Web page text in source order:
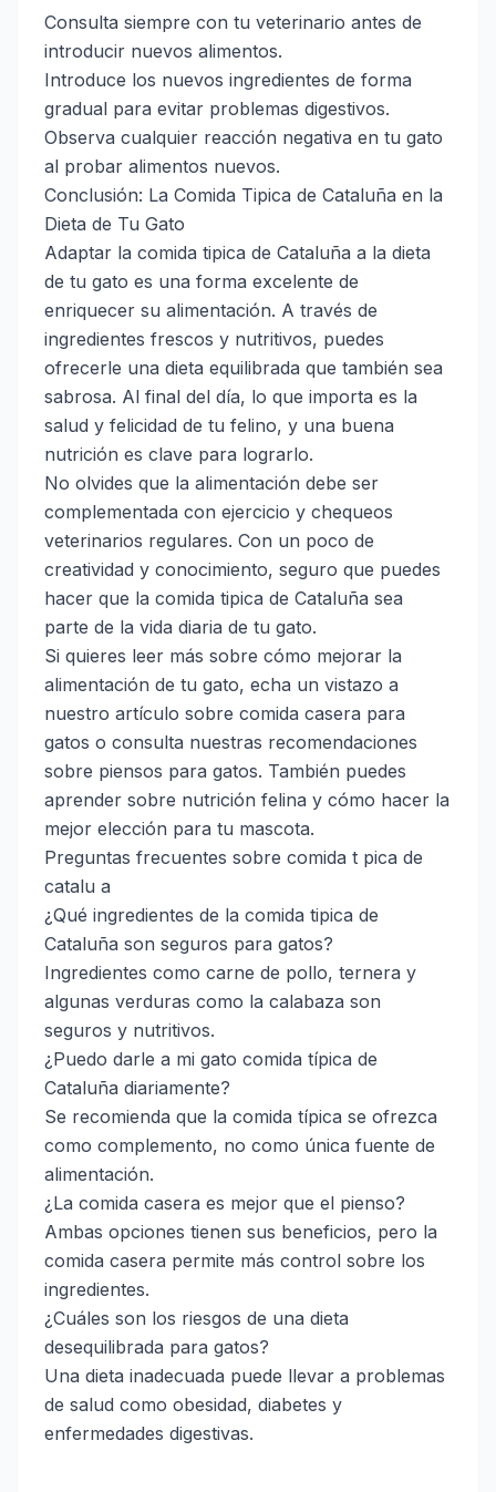
Consulta siempre con tu veterinario antes de
introducir nuevos alimentos.
Introduce los nuevos ingredientes de forma
gradual para evitar problemas digestivos.
Observa cualquier reacción negativa en tu gato
al probar alimentos nuevos.
Conclusión: La Comida Tipica de Cataluña en la
Dieta de Tu Gato
Adaptar la comida tipica de Cataluña a la dieta
de tu gato es una forma excelente de
enriquecer su alimentación. A través de
ingredientes frescos y nutritivos, puedes
ofrecerle una dieta equilibrada que también sea
sabrosa. Al final del día, lo que importa es la
salud y felicidad de tu felino, y una buena
nutrición es clave para lograrlo.
No olvides que la alimentación debe ser
complementada con ejercicio y chequeos
veterinarios regulares. Con un poco de
creatividad y conocimiento, seguro que puedes
hacer que la comida tipica de Cataluña sea
parte de la vida diaria de tu gato.
Si quieres leer más sobre cómo mejorar la
alimentación de tu gato, echa un vistazo a
nuestro artículo sobre comida casera para
gatos o consulta nuestras recomendaciones
sobre piensos para gatos. También puedes
aprender sobre nutrición felina y cómo hacer la
mejor elección para tu mascota.
Preguntas frecuentes sobre comida t pica de
catalu a
¿Qué ingredientes de la comida tipica de
Cataluña son seguros para gatos?
Ingredientes como carne de pollo, ternera y
algunas verduras como la calabaza son
seguros y nutritivos.
¿Puedo darle a mi gato comida típica de
Cataluña diariamente?
Se recomienda que la comida típica se ofrezca
como complemento, no como única fuente de
alimentación.
¿La comida casera es mejor que el pienso?
Ambas opciones tienen sus beneficios, pero la
comida casera permite más control sobre los
ingredientes.
¿Cuáles son los riesgos de una dieta
desequilibrada para gatos?
Una dieta inadecuada puede llevar a problemas
de salud como obesidad, diabetes y
enfermedades digestivas.